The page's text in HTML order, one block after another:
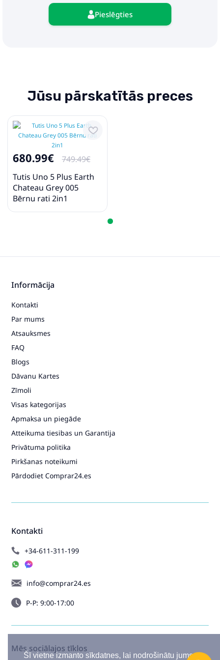
Šī vietne izmanto sīkdatnes, lai nodrošinātu jums
Pieslēgties
Jūsu pārskatītās preces
680.99€
749.49€
Tutis Uno 5 Plus Earth
Chateau Grey 005
Bērnu rati 2in1
Kontakti
+34-611-311-199
info@comprar24.es
P-P: 9:00-17:00
Informācija
Kontakti
Par mums
Atsauksmes
FAQ
Blogs
Dāvanu Kartes
Zīmoli
Visas kategorijas
Apmaksa un piegāde
Atteikuma tiesibas un Garantija
Privātuma politika
Pirkšanas noteikumi
Pārdodiet Comprar24.es
Mēs sociālajos tīklos